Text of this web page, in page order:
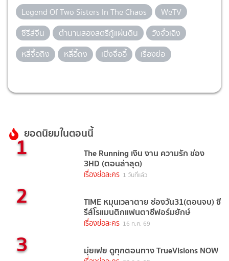
Legend Of Two Sisters In The Chaos
WeTV
ซีรีส์จีน
ตำนานสองสตรีกู้แผ่นดิน
วังจั๋วเฉิง
หลี่จื้อถิง
หลี่อี้ถง เมิ่งจื่ออี้ เรื่องย่อ
ยอดนิยมในตอนนี้
1 The Running เงิน งาน ความรัก ช่อง
3HD (ตอนล่าสุด)
เรื่องย่อละคร 1 วันที่แล้ว
2 TIME หมุนเวลาตาย ช่องวัน31(ตอนจบ) ซี
รีส์โรแมนติกแฟนตาซีฟอร์มยักษ์
เรื่องย่อละคร 16 ก.ค. 69
3 มุ่ยเฟย ดูทุกตอนทาง TrueVisions NOW